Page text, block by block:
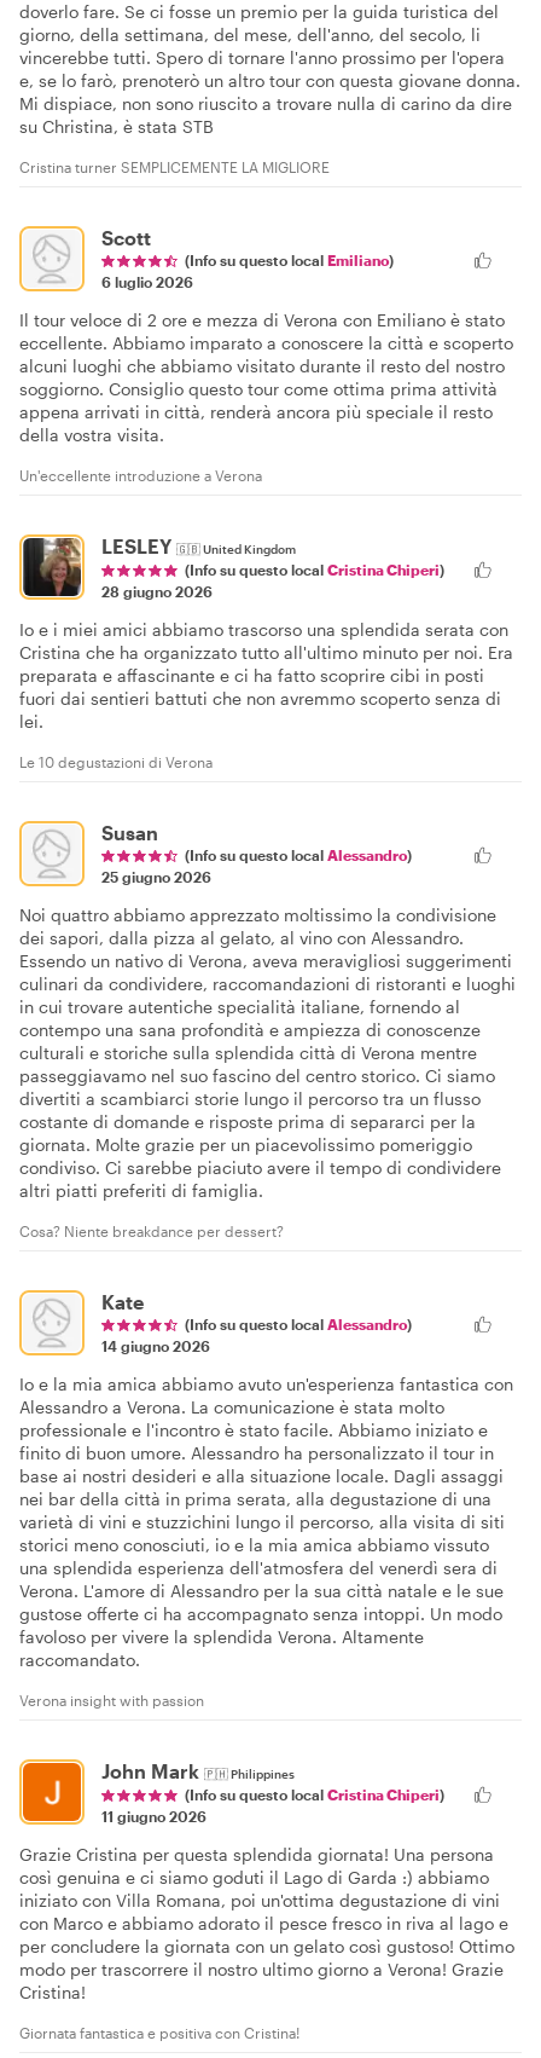
doverlo fare. Se ci fosse un premio per la guida turistica del
giorno, della settimana, del mese, dell'anno, del secolo, li
vincerebbe tutti. Spero di tornare l'anno prossimo per l'opera
e, se lo farò, prenoterò un altro tour con questa giovane donna.
Mi dispiace, non sono riuscito a trovare nulla di carino da dire
su Christina, è stata STB
Cristina turner SEMPLICEMENTE LA MIGLIORE
Scott
(Info su questo local Emiliano)
6 luglio 2026
Il tour veloce di 2 ore e mezza di Verona con Emiliano è stato
eccellente. Abbiamo imparato a conoscere la città e scoperto
alcuni luoghi che abbiamo visitato durante il resto del nostro
soggiorno. Consiglio questo tour come ottima prima attività
appena arrivati in città, renderà ancora più speciale il resto
della vostra visita.
Un'eccellente introduzione a Verona
LESLEY 🇬🇧United Kingdom
(Info su questo local Cristina Chiperi)
28 giugno 2026
Io e i miei amici abbiamo trascorso una splendida serata con
Cristina che ha organizzato tutto all'ultimo minuto per noi. Era
preparata e affascinante e ci ha fatto scoprire cibi in posti
fuori dai sentieri battuti che non avremmo scoperto senza di
lei.
Le 10 degustazioni di Verona
Susan
(Info su questo local Alessandro)
25 giugno 2026
Noi quattro abbiamo apprezzato moltissimo la condivisione
dei sapori, dalla pizza al gelato, al vino con Alessandro.
Essendo un nativo di Verona, aveva meravigliosi suggerimenti
culinari da condividere, raccomandazioni di ristoranti e luoghi
in cui trovare autentiche specialità italiane, fornendo al
contempo una sana profondità e ampiezza di conoscenze
culturali e storiche sulla splendida città di Verona mentre
passeggiavamo nel suo fascino del centro storico. Ci siamo
divertiti a scambiarci storie lungo il percorso tra un flusso
costante di domande e risposte prima di separarci per la
giornata. Molte grazie per un piacevolissimo pomeriggio
condiviso. Ci sarebbe piaciuto avere il tempo di condividere
altri piatti preferiti di famiglia.
Cosa? Niente breakdance per dessert?
Kate
(Info su questo local Alessandro)
14 giugno 2026
Io e la mia amica abbiamo avuto un'esperienza fantastica con
Alessandro a Verona. La comunicazione è stata molto
professionale e l'incontro è stato facile. Abbiamo iniziato e
finito di buon umore. Alessandro ha personalizzato il tour in
base ai nostri desideri e alla situazione locale. Dagli assaggi
nei bar della città in prima serata, alla degustazione di una
varietà di vini e stuzzichini lungo il percorso, alla visita di siti
storici meno conosciuti, io e la mia amica abbiamo vissuto
una splendida esperienza dell'atmosfera del venerdì sera di
Verona. L'amore di Alessandro per la sua città natale e le sue
gustose offerte ci ha accompagnato senza intoppi. Un modo
favoloso per vivere la splendida Verona. Altamente
raccomandato.
Verona insight with passion
John Mark 🇵🇭Philippines
(Info su questo local Cristina Chiperi)
11 giugno 2026
Grazie Cristina per questa splendida giornata! Una persona
così genuina e ci siamo goduti il Lago di Garda :) abbiamo
iniziato con Villa Romana, poi un'ottima degustazione di vini
con Marco e abbiamo adorato il pesce fresco in riva al lago e
per concludere la giornata con un gelato così gustoso! Ottimo
modo per trascorrere il nostro ultimo giorno a Verona! Grazie
Cristina!
Giornata fantastica e positiva con Cristina!